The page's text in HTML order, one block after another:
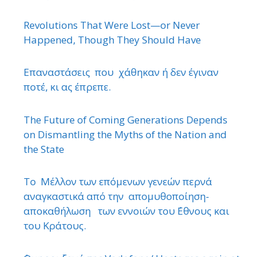
Revolutions That Were Lost—or Never
Happened, Though They Should Have
Επαναστάσεις που χάθηκαν ή δεν έγιναν
ποτέ, κι ας έπρεπε.
The Future of Coming Generations Depends
on Dismantling the Myths of the Nation and
the State
Το Μέλλον των επόμενων γενεών περνά
αναγκαστικά από την απομυθοποίηση-
αποκαθήλωση των εννοιών του ΄Εθνους και
του Κράτους.